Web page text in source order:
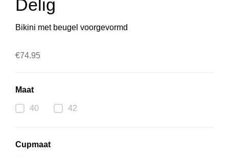
Delig
Bikini met beugel voorgevormd
€74.95
Maat
40 42
Cupmaat